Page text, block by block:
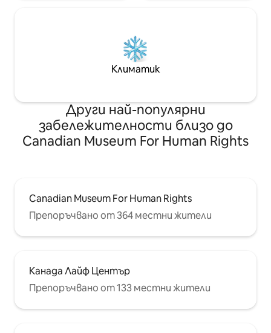
Климатик
Други най-популярни
забележителности близо до
Canadian Museum For Human Rights
Canadian Museum For Human Rights
Препоръчвано от 364 местни жители
Канада Лайф Център
Препоръчвано от 133 местни жители